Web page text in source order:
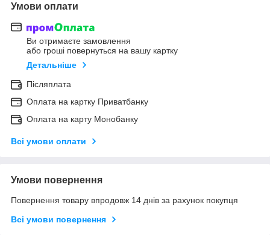
Умови оплати
Ви отримаєте замовлення
або гроші повернуться на вашу картку
Детальніше
Післяплата
Оплата на картку Приватбанку
Оплата на карту Монобанку
Всі умови оплати
Умови повернення
Повернення товару впродовж 14 днів за рахунок покупця
Всі умови повернення